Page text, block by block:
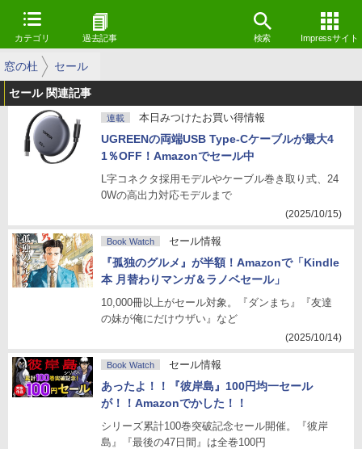
カテゴリ 過去記事 検索 Impressサイト
窓の杜 セール
セール 関連記事
連載 本日みつけたお買い得情報
UGREENの両端USB Type-Cケーブルが最大4
1％OFF！Amazonでセール中
L字コネクタ採用モデルやケーブル巻き取り式、24
0Wの高出力対応モデルまで
(2025/10/15)
Book Watch セール情報
『孤独のグルメ』が半額！Amazonで「Kindle
本 月替わりマンガ＆ラノベセール」
10,000冊以上がセール対象。『ダンまち』『友達
の妹が俺にだけウザい』など
(2025/10/14)
Book Watch セール情報
あったよ！！『彼岸島』100円均一セール
が！！Amazonでかした！！
シリーズ累計100巻突破記念セール開催。『彼岸
島』『最後の47日間』は全巻100円